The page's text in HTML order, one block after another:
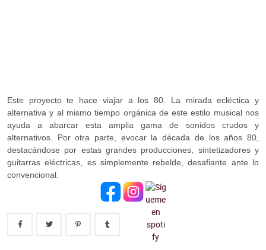
Este proyecto te hace viajar a los 80. La mirada ecléctica y
alternativa y al mismo tiempo orgánica de este estilo musical nos
ayuda a abarcar esta amplia gama de sonidos crudos y
alternativos. Por otra parte, evocar la década de los años 80,
destacándose por estas grandes producciones, sintetizadores y
guitarras eléctricas, es simplemente rebelde, desafiante ante lo
convencional.